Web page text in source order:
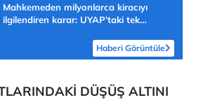
Mahkemeden milyonlarca kiracıyı
ilgilendiren karar: UYAP’taki tek
Haberi Görüntüle
DÜŞÜŞ ALTINI